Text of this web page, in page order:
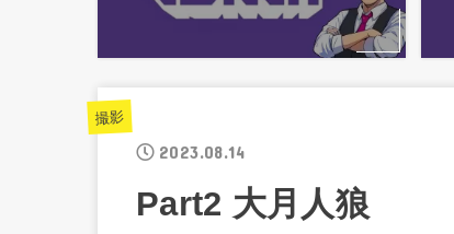
撮影
2023.08.14
Part2 大月人狼